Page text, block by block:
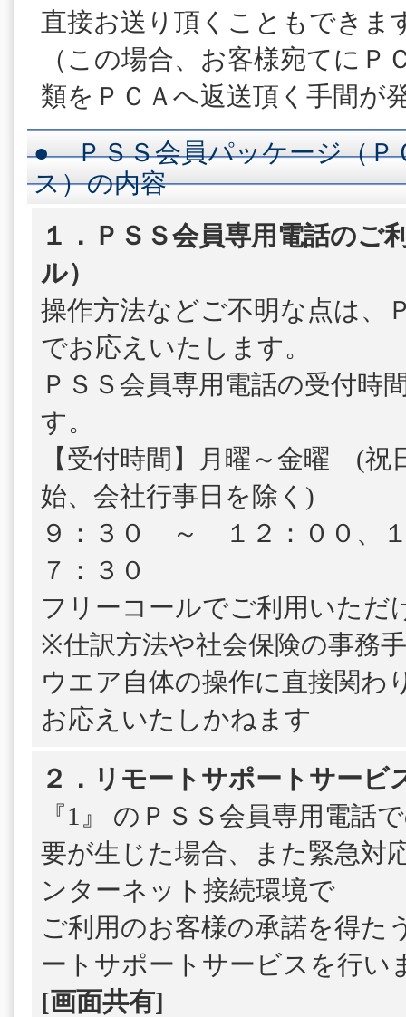
直接お送り頂くこともできま
（この場合、お客様宛てにＰ
類をＰＣＡへ返送頂く手間が
● ＰＳＳ会員パッケージ（Ｐ
ス）の内容
１．ＰＳＳ会員専用電話のご
ル）
操作方法などご不明な点は、
でお応えいたします。
ＰＳＳ会員専用電話の受付時
す。
【受付時間】月曜～金曜 (祝
始、会社行事日を除く)
９：３０ ～ １２：００、
７：３０
フリーコールでご利用いただ
※仕訳方法や社会保険の事務
ウエア自体の操作に直接関わ
お応えいたしかねます
２．リモートサポートサービ
『1』 のＰＳＳ会員専用電話
要が生じた場合、また緊急対
ンターネット接続環境で
ご利用のお客様の承諾を得た
ートサポートサービスを行い
[画面共有]